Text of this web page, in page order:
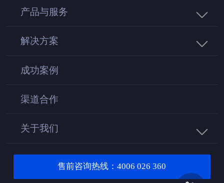
产品与服务
解决方案
成功案例
渠道合作
关于我们
售前咨询热线：4006 026 360